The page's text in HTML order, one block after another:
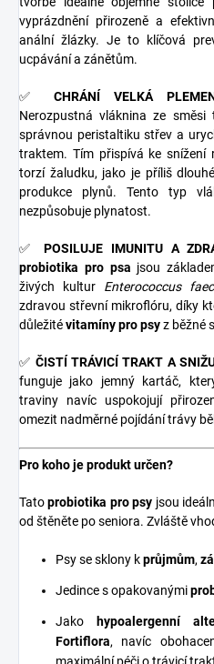
vyprázdnění přirozeně a
anální žlázky. Je to klíčová
ucpávání a zánětům.
✅CHRÁNÍ VELKÁ
Nerozpustná vláknina ze směsi
správnou peristaltiku střev a
traktem. Tím přispívá ke snížení
torzí žaludku, jako je příliš
produkce plynů. Tento typ
nezpůsobuje plynatost.
✅ POSILUJE IMUNITU A
probiotika pro psa jsou
živých kultur Enterococcus
zdravou střevní mikroflóru, díky
důležitévitamíny pro psyz běžné
✅ ČISTÍ TRÁVICÍ TRAKT A
funguje jako jemný kartáč,
traviny navíc uspokojují
omezit nadměrné pojídání trávy
Pro koho je produkt určen?
Tatoprobiotika pro psy jsou
od štěněte po seniora. Zvláště
Psy se sklony kprůjmům,
Jedince s opakovanými
Jako hypoalergenní
Fortiflora, navíc